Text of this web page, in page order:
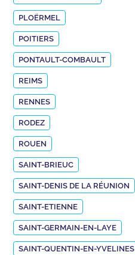
PLOËRMEL
POITIERS
PONTAULT-COMBAULT
REIMS
RENNES
RODEZ
ROUEN
SAINT-BRIEUC
SAINT-DENIS DE LA RÉUNION
SAINT-ETIENNE
SAINT-GERMAIN-EN-LAYE
SAINT-QUENTIN-EN-YVELINES